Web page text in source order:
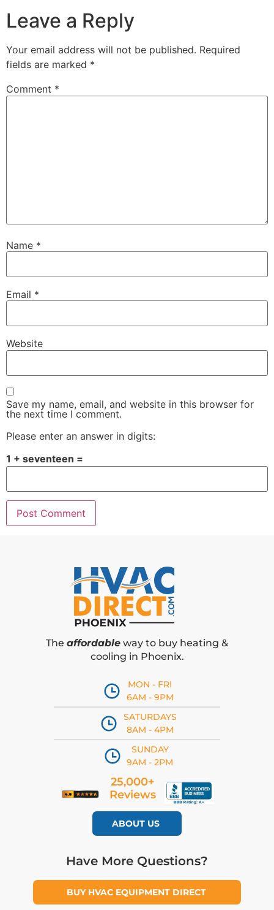
Leave a Reply
Your email address will not be published. Required
fields are marked *
Comment *
Name *
Email *
Website
Save my name, email, and website in this browser for
the next time I comment.
Please enter an answer in digits:
1 + seventeen =
The affordable way to buy heating &
cooling in Phoenix.
MON - FRI
6AM - 9PM
SATURDAYS
8AM - 4PM
SUNDAY
9AM - 2PM
25,000+
Reviews
ABOUT US
Have More Questions?
BUY HVAC EQUIPMENT DIRECT